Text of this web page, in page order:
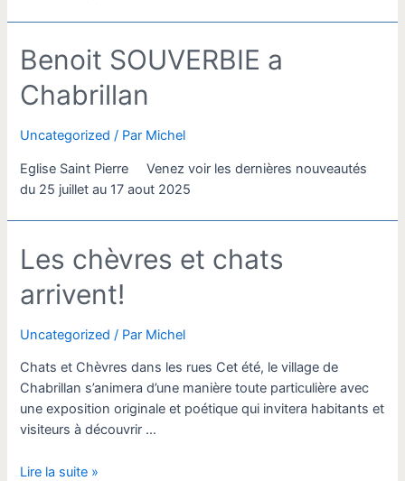
Benoit SOUVERBIE a
Chabrillan
Uncategorized / Par Michel
Eglise Saint Pierre Venez voir les dernières nouveautés
du 25 juillet au 17 aout 2025
Les chèvres et chats
arrivent!
Uncategorized / Par Michel
Chats et Chèvres dans les rues Cet été, le village de
Chabrillan s’animera d’une manière toute particulière avec
une exposition originale et poétique qui invitera habitants et
visiteurs à découvrir …
Les
Lire la suite »